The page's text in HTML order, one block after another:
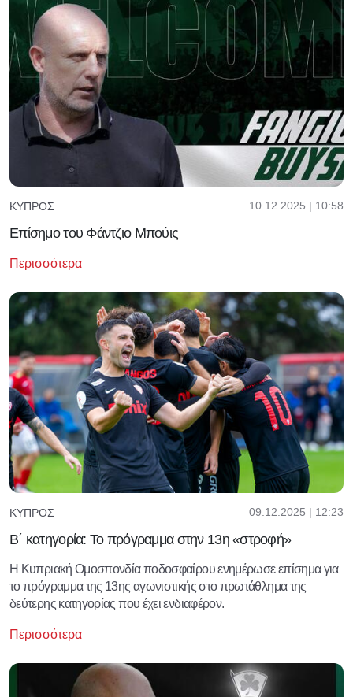
ΚΎΠΡΟΣ 10.12.2025 | 10:58
Επίσημο του Φάντζιο Μπούις
Περισσότερα
ΚΎΠΡΟΣ 09.12.2025 | 12:23
Β΄ κατηγορία: Το πρόγραμμα στην 13η «στροφή»
Η Κυπριακή Ομοσπονδία ποδοσφαίρου ενημέρωσε επίσημα για
το πρόγραμμα της 13ης αγωνιστικής στο πρωτάθλημα της
δεύτερης κατηγορίας που έχει ενδιαφέρον.
Περισσότερα